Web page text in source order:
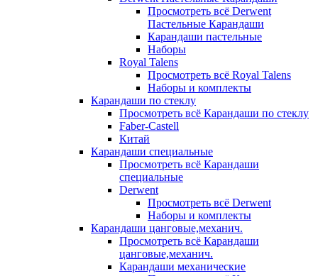
Просмотреть всё Derwent
Пастельные Карандаши
Карандаши пастельные
Наборы
Royal Talens
Просмотреть всё Royal Talens
Наборы и комплекты
Карандаши по стеклу
Просмотреть всё Карандаши по стеклу
Faber-Castell
Китай
Карандаши специальные
Просмотреть всё Карандаши
специальные
Derwent
Просмотреть всё Derwent
Наборы и комплекты
Карандаши цанговые,механич.
Просмотреть всё Карандаши
цанговые,механич.
Карандаши механические